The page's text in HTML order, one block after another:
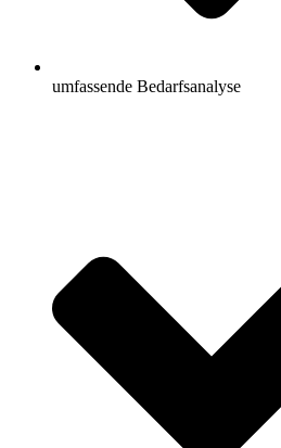
umfassende Bedarfsanalyse